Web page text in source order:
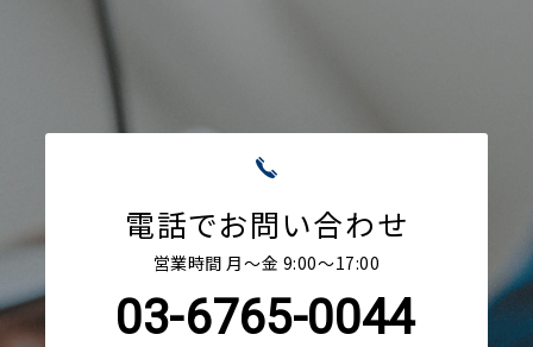
電話でお問い合わせ
営業時間 月〜金 9:00〜17:00
03-6765-0044